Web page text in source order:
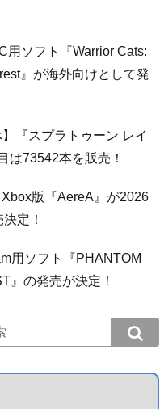
用ソフト『Warrior Cats:
』が海外向けとして発
】『スプラトゥーン レイ
は73542本を販売！
版『AereA』が2026
定！
用ソフト『PHANTOM
』の発売が決定！